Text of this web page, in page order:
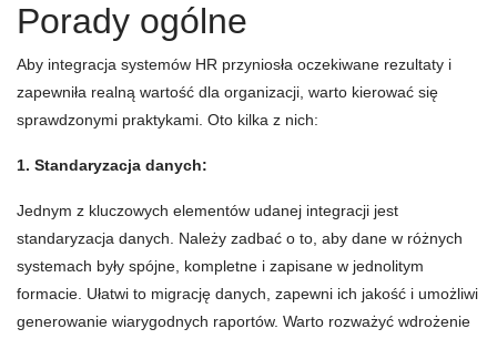
Porady ogólne
Aby integracja systemów HR przyniosła oczekiwane rezultaty i
zapewniła realną wartość dla organizacji, warto kierować się
sprawdzonymi praktykami. Oto kilka z nich:
1. Standaryzacja danych:
Jednym z kluczowych elementów udanej integracji jest
standaryzacja danych. Należy zadbać o to, aby dane w różnych
systemach były spójne, kompletne i zapisane w jednolitym
formacie. Ułatwi to migrację danych, zapewni ich jakość i umożliwi
generowanie wiarygodnych raportów. Warto rozważyć wdrożenie